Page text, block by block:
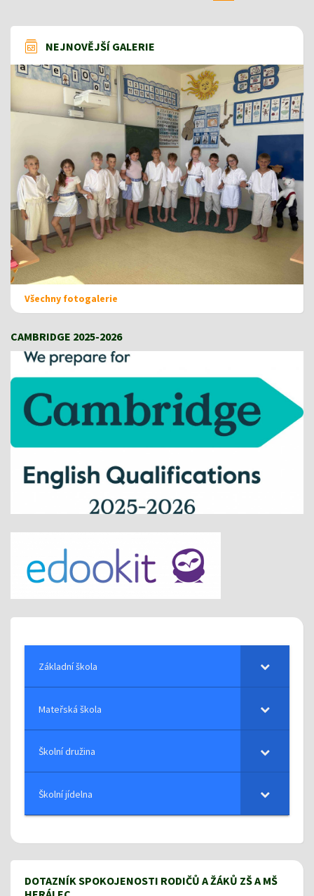
NEJNOVĚJŠÍ GALERIE
Všechny fotogalerie
CAMBRIDGE 2025-2026
Základní škola
Mateřská škola
Školní družina
Školní jídelna
DOTAZNÍK SPOKOJENOSTI RODIČŮ A ŽÁKŮ ZŠ A MŠ